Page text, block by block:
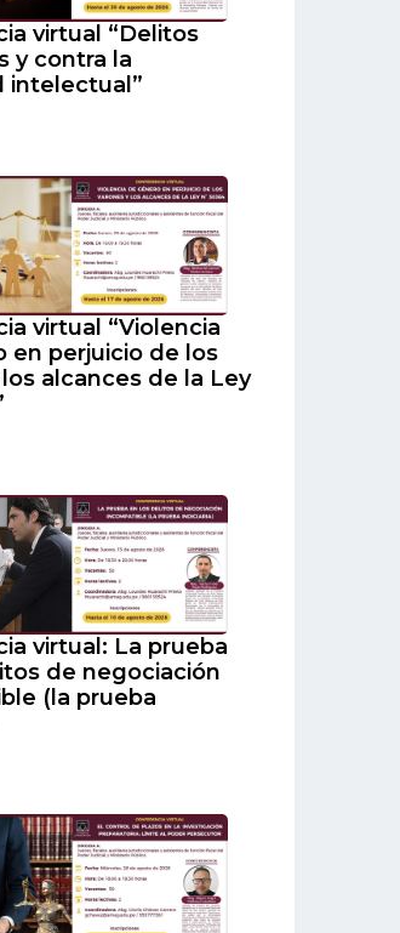
virtual “Delitos
y contra la
intelectual”
virtual “Violencia
en perjuicio de los
alcances de la Ley
virtual: La prueba
de negociación
(la prueba